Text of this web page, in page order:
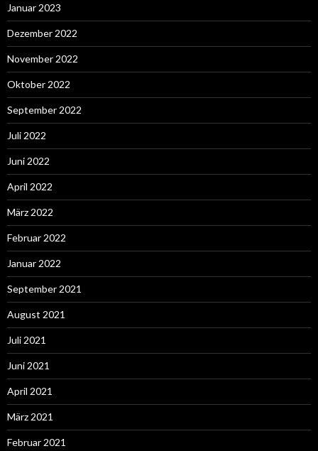
Januar 2023
Dezember 2022
November 2022
Oktober 2022
September 2022
Juli 2022
Juni 2022
April 2022
März 2022
Februar 2022
Januar 2022
September 2021
August 2021
Juli 2021
Juni 2021
April 2021
März 2021
Februar 2021